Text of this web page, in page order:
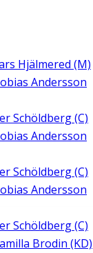
Hjälmered (M)
Andersson
Schöldberg (C)
Andersson
Schöldberg (C)
Andersson
Schöldberg (C)
Brodin (KD)